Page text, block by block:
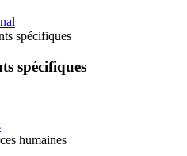
spécifiques
spécifiques
humaines